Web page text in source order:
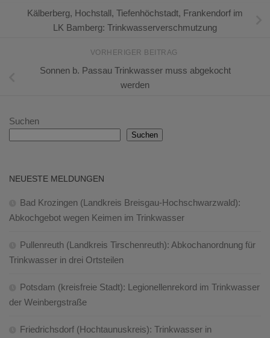
Kälberberg, Hochstall, Tiefenhöchstadt, Frankendorf im
LK Bamberg: Trinkwasserverschmutzung
VORHERIGER BEITRAG
Sonnen b. Passau Trinkwasser muss abgekocht
werden
Suchen
Suchen
NEUESTE MELDUNGEN
Bad Krozingen (Landkreis Breisgau-Hochschwarzwald):
Abkochgebot wegen Keimen im Trinkwasser
Pullenreuth (Landkreis Tirschenreuth): Abkochanordnung für
Trinkwasser in drei Ortsteilen
Potsdam (kreisfreie Stadt): Legionellenrekord im Trinkwasser
der Weinbergstraße
Friedrichsdorf (Hochtaunuskreis): Trinkwasser in